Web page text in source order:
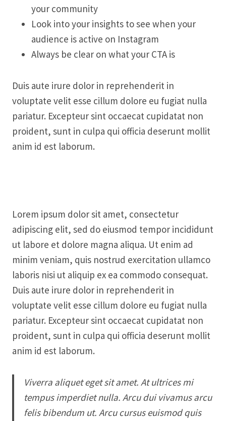
your community
Look into your insights to see when your
audience is active on Instagram
Always be clear on what your CTA is
Duis aute irure dolor in reprehenderit in
voluptate velit esse cillum dolore eu fugiat nulla
pariatur. Excepteur sint occaecat cupidatat non
proident, sunt in culpa qui officia deserunt mollit
anim id est laborum.
Lorem ipsum dolor sit amet, consectetur
adipiscing elit, sed do eiusmod tempor incididunt
ut labore et dolore magna aliqua. Ut enim ad
minim veniam, quis nostrud exercitation ullamco
laboris nisi ut aliquip ex ea commodo consequat.
Duis aute irure dolor in reprehenderit in
voluptate velit esse cillum dolore eu fugiat nulla
pariatur. Excepteur sint occaecat cupidatat non
proident, sunt in culpa qui officia deserunt mollit
anim id est laborum.
Viverra aliquet eget sit amet. At ultrices mi
tempus imperdiet nulla. Arcu dui vivamus arcu
felis bibendum ut. Arcu cursus euismod quis